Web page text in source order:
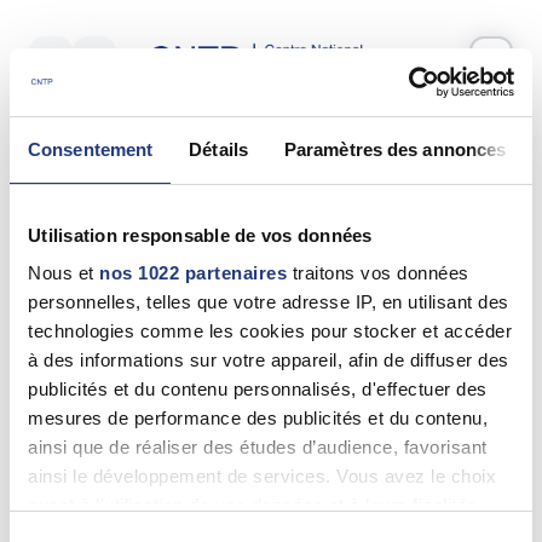
Consentement Détails Paramètres des annonces
Utilisation responsable de vos données
Nous et nos 1022 partenaires traitons vos données
personnelles, telles que votre adresse IP, en utilisant des
technologies comme les cookies pour stocker et accéder
à des informations sur votre appareil, afin de diffuser des
publicités et du contenu personnalisés, d'effectuer des
mesures de performance des publicités et du contenu,
ainsi que de réaliser des études d’audience, favorisant
ainsi le développement de services. Vous avez le choix
Votre test psychotechnique
Samedi 13 Juin 2026à10:40
Nom *
Prénom(s) *
Email *